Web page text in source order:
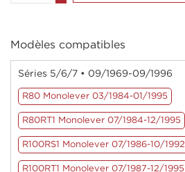
Modèles compatibles
Séries 5/6/7 • 09/1969-09/1996
R80 Monolever 03/1984-01/1995
R80RT1 Monolever 07/1984-12/1995
R100RS1 Monolever 07/1986-10/1992
R100RT1 Monolever 07/1987-12/1995